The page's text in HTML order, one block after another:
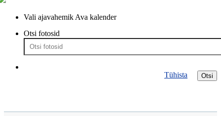
Vali ajavahemik Ava kalender
Otsi fotosid
Otsi
Tühista